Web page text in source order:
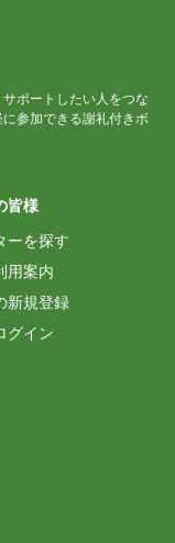
ポートしたい人をつな
参加できる謝礼付きボ
皆様
ーを探す
用案内
新規登録
グイン